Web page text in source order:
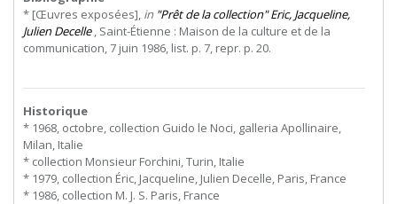
* [Œuvres exposées], in "Prêt de la collection" Eric, Jacqueline,
Julien Decelle, Saint-Étienne : Maison de la culture et de la
communication, 7 juin 1986, list. p. 7, repr. p. 20.
Historique
* 1968, octobre, collection Guido le Noci, galleria Apollinaire,
Milan, Italie
* collection Monsieur Forchini, Turin, Italie
* 1979, collection Éric, Jacqueline, Julien Decelle, Paris, France
* 1986, collection M. J. S. Paris, France